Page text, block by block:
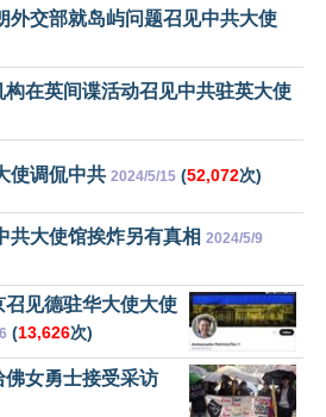
外交部就岛屿问题召见中共大使
在英间谍活动召见中共驻英大使
使调侃中共 2024/5/15 (52,072次)
共大使馆挨炸另有真相 2024/5/9
见德驻华大使大使
(13,626次)
女勇士接受采访